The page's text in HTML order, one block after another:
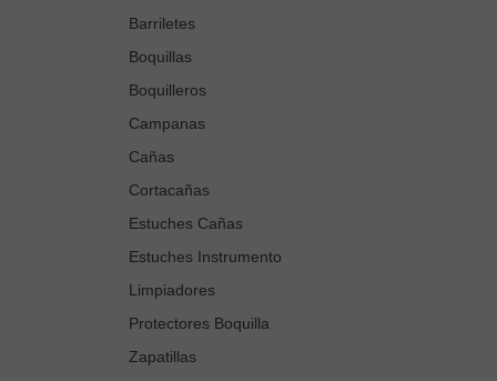
Barriletes
Boquillas
Boquilleros
Campanas
Cañas
Cortacañas
Estuches Cañas
Estuches Instrumento
Limpiadores
Protectores Boquilla
Zapatillas